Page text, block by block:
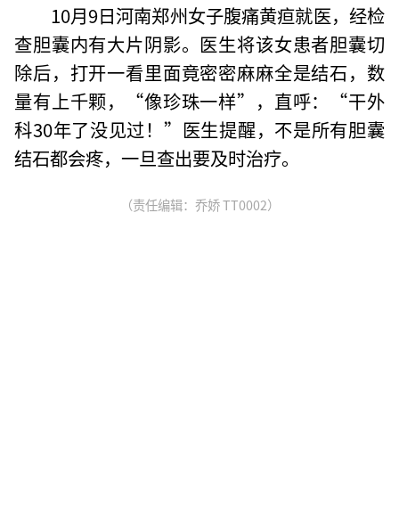
10月9日河南郑州女子腹痛黄疸就医，经检
查胆囊内有大片阴影。医生将该女患者胆囊切
除后，打开一看里面竟密密麻麻全是结石，数
量有上千颗，“像珍珠一样”，直呼：“干外
科30年了没见过！”医生提醒，不是所有胆囊
结石都会疼，一旦查出要及时治疗。
（责任编辑：乔娇 TT0002）